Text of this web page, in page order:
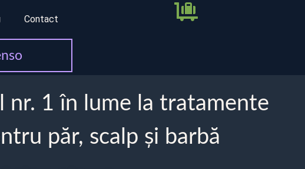
Contact
nr. 1 în lume la tratamente
păr, scalp și barbă